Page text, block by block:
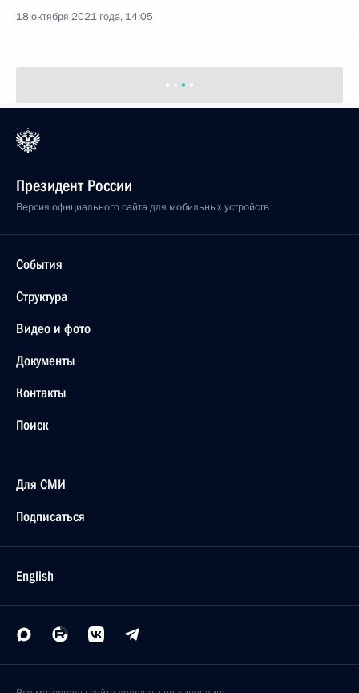
18 октября 2021 года, 14:05
Президент России
Версия официального сайта для мобильных устройств
События
Структура
Видео и фото
Документы
Контакты
Поиск
Для СМИ
Подписаться
English